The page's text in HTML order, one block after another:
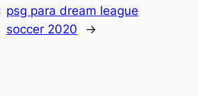
psg para dream league
soccer 2020
→